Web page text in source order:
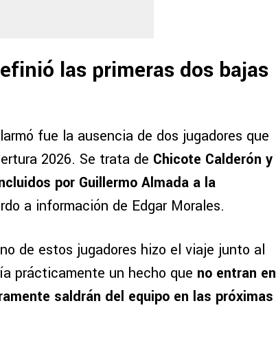
las primeras dos bajas
fue la ausencia de dos jugadores que
2026. Se trata de Chicote Calderón y
por Guillermo Almada a la
a información de Edgar Morales.
de estos jugadores hizo el viaje junto al
prácticamente un hecho que no entran en
saldrán del equipo en las próximas